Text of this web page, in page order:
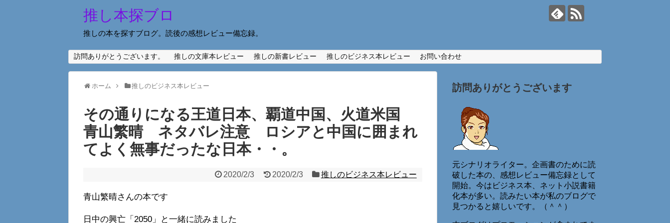
推し本探ブロ
推しの本を探すブログ。読後の感想レビュー備忘録。
訪問ありがとうございます。 推しの文庫本レビュー 推しの新書レビュー 推しのビジネス本レビュー お問い合わせ
ホーム 推しのビジネス本レビュー
その通りになる王道日本、覇道中国、火道米国
青山繁晴 ネタバレ注意 ロシアと中国に囲まれ
てよく無事だったな日本・・。
2020/2/3 2020/2/3 推しのビジネス本レビュー
青山繁晴さんの本です
日中の興亡「2050」と一緒に読みました
訪問ありがとうございます
元シナリオライター。企画書のために読
破した本の、感想レビュー備忘録として
開始。今はビジネス本、ネット小説書籍
化本が多い。読みたい本が私のブログで
見つかると嬉しいです。（＾＾）